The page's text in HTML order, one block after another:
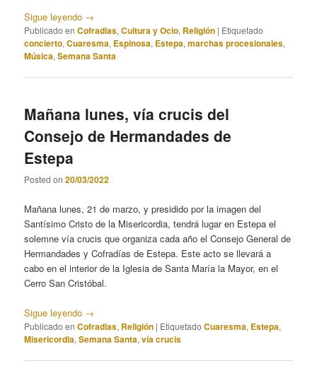
Sigue leyendo →
Publicado en Cofradias,Cultura y Ocio, Religión | Etiquetado
concierto,Cuaresma, Espinosa, Estepa,marchas procesionales,
Música,Semana Santa
Mañana lunes, vía crucis del
Consejo de Hermandades de
Estepa
Posted on20/03/2022
Mañana lunes, 21 de marzo, y presidido por la imagen del
Santísimo Cristo de la Misericordia, tendrá lugar en Estepa el
solemne vía crucis que organiza cada año el Consejo General de
Hermandades y Cofradías de Estepa. Este acto se llevará a
cabo en el interior de la Iglesia de Santa María la Mayor, en el
Cerro San Cristóbal.
Sigue leyendo →
Publicado en Cofradias, Religión | Etiquetado Cuaresma, Estepa,
Misericordia,Semana Santa,vía crucis